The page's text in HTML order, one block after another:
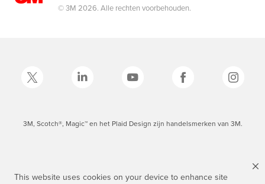
This website uses cookies on your device to enhance site
© 3M 2026. Alle rechten voorbehouden.
3M, Scotch®, Magic™ en het Plaid Design zijn handelsmerken van 3M.